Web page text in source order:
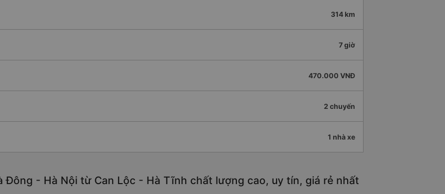
314 km
7 giờ
470.000 VNĐ
2 chuyến
1 nhà xe
Đông - Hà Nội từ Can Lộc - Hà Tĩnh chất lượng cao, uy tín, giá rẻ nhất